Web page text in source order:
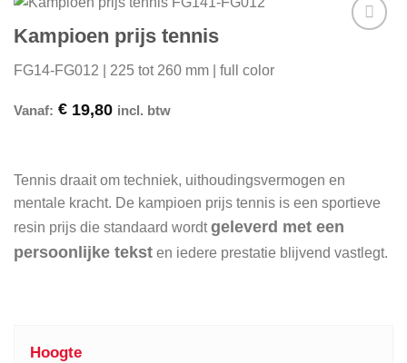
Kampioen prijs tennis
FG14-FG012 | 225 tot 260 mm | full color
Vanaf: € 19,80 incl. btw
Tennis draait om techniek, uithoudingsvermogen en
mentale kracht. De kampioen prijs tennis is een sportieve
resin prijs die standaard wordtgeleverd met een
persoonlijke tekst en iedere prestatie blijvend vastlegt.
Hoogte